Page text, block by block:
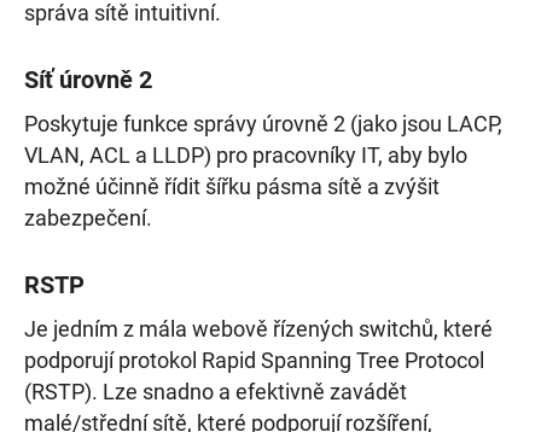
správa sítě intuitivní.
Síť úrovně 2
Poskytuje funkce správy úrovně 2 (jako jsou LACP,
VLAN, ACL a LLDP) pro pracovníky IT, aby bylo
možné účinně řídit šířku pásma sítě a zvýšit
zabezpečení.
RSTP
Je jedním z mála webově řízených switchů, které
podporují protokol Rapid Spanning Tree Protocol
(RSTP). Lze snadno a efektivně zavádět
malé/střední sítě, které podporují rozšíření,